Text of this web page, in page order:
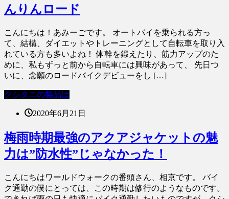
んりんロード
こんにちは！あみーごです。 オートバイを乗られる方っ
て、結構、ダイエットやトレーニングとして自転車を取り入
れている方も多いよね！ 体幹を鍛えたり、筋力アップのた
めに、私もずっと前から自転車には興味があって、 先日つ
いに、念願のロードバイクデビューをし […]
クシタニの製品は
2020年6月21日
梅雨時期最強のアクアジャケットの魅
力は”防水性”じゃなかった！
こんにちはワールドウォークの番頭さん、相京です。 バイ
ク通勤の僕にとっては、この時期は修行のようなものです。